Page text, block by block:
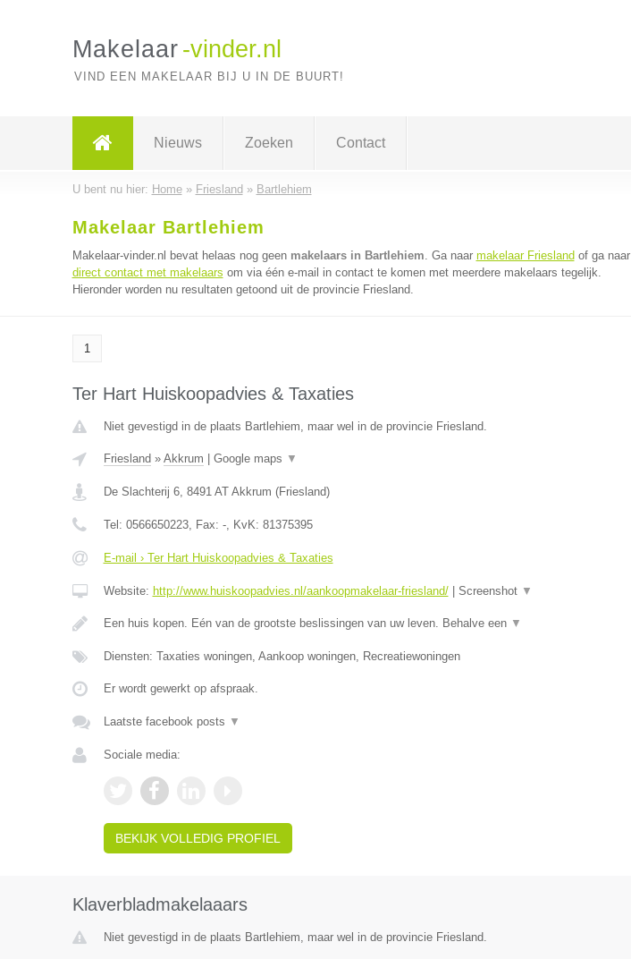
Makelaar -vinder.nl
VIND EEN MAKELAAR BIJ U IN DE BUURT!
Nieuws Zoeken Contact
U bent nu hier: Home» Friesland » Bartlehiem
Makelaar Bartlehiem
Makelaar-vinder.nl bevat helaas nog geen makelaars in Bartlehiem. Ga naar makelaar Friesland of ga naar
direct contact met makelaars om via één e-mail in contact te komen met meerdere makelaars tegelijk.
Hieronder worden nu resultaten getoond uit de provincie Friesland.
1
Ter Hart Huiskoopadvies & Taxaties
Niet gevestigd in de plaats Bartlehiem, maar wel in de provincie Friesland.
Friesland » Akkrum Google maps ▼
De Slachterij 6, 8491 AT Akkrum (Friesland)
Tel: 0566650223, Fax: -, KvK: 81375395
E-mail › Ter Hart Huiskoopadvies & Taxaties
Website: http://www.huiskoopadvies.nl/aankoopmakelaar-friesland/| Screenshot ▼
Een huis kopen. Eén van de grootste beslissingen van uw leven. Behalve een ▼
Diensten: Taxaties woningen, Aankoop woningen, Recreatiewoningen
Er wordt gewerkt op afspraak.
Laatste facebook posts ▼
Sociale media:
BEKIJK VOLLEDIG PROFIEL
Klaverbladmakelaaars
Niet gevestigd in de plaats Bartlehiem, maar wel in de provincie Friesland.